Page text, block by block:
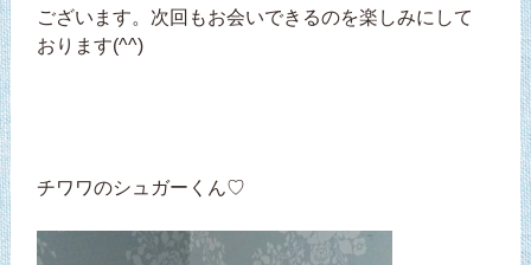
ございます。次回もお会いできるのを楽しみにして
おります(^^)
チワワのシュガーくん♡